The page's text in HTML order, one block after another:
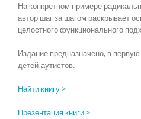
На конкретном примере
автор шаг за шагом раскрывает
целостного функционального
Издание предназначено, в
детей-аутистов.
Найти книгу >
Презентация книги >